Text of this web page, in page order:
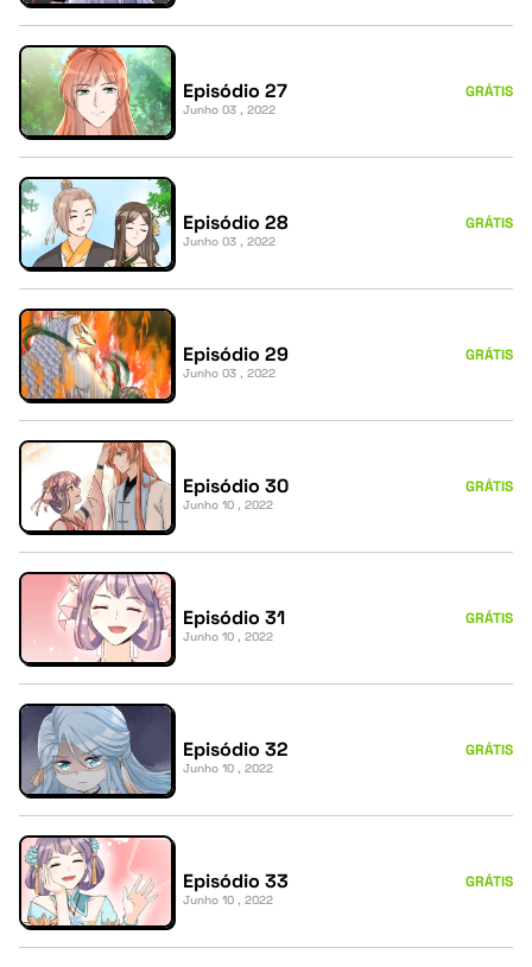
Episódio 27
Junho 03 , 2022
GRÁTIS
Episódio 28
Junho 03 , 2022
GRÁTIS
Episódio 29
Junho 03 , 2022
GRÁTIS
Episódio 30
Junho 10 , 2022
GRÁTIS
Episódio 31
Junho 10 , 2022
GRÁTIS
Episódio 32
Junho 10 , 2022
GRÁTIS
Episódio 33
Junho 10 , 2022
GRÁTIS